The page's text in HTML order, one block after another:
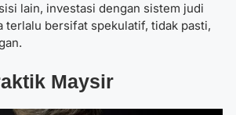
lain, investasi dengan sistem judi
terlalu bersifat spekulatif, tidak pasti,
Maysir